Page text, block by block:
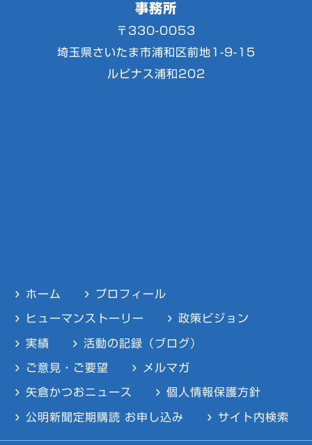
事務所
〒330-0053
埼玉県さいたま市浦和区前地1-9-15
ルピナス浦和202
ホーム プロフィール
ヒューマンストーリー 政策ビジョン
実績 活動の記録（ブログ）
ご意見・ご要望 メルマガ
矢倉かつおニュース 個人情報保護方針
公明新聞定期購読 お申し込み サイト内検索